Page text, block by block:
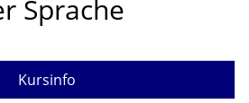
Sprache
Kursinfo